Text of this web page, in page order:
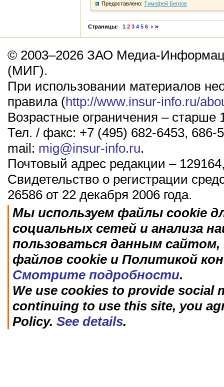
Предоставлено: Тимофей Бегров
Страницы: 1 2 3 4 5 6
© 2003–2026 ЗАО Медиа-
(МИГ).
При использовании материалов
правила (http://www.insur-info.ru/
Возрастные ограничения – старше
Тел. / факс: +7 (495) 682-6453, 686-
mail: mig@insur-info.ru.
Почтовый адрес редакции –
Свидетельство о регистрации
26586 от 22 декабря 2006 года.
Мы используем файлы cookie
социальных сетей и анализа
пользоваться данным
файлов cookie и Политикой
Смотрите подробности.
We use cookies to provide social
continuing to use this site, you
Policy. See details.